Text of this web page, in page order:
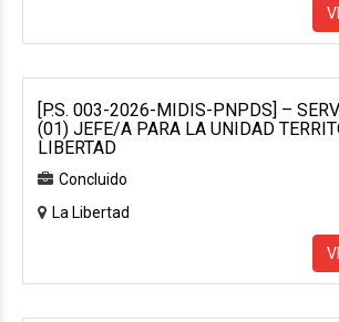
[P.S. 003-2026-MIDIS-PNPDS] –
(01) JEFE/A PARA LA UNIDAD
LIBERTAD
Concluido
La Libertad